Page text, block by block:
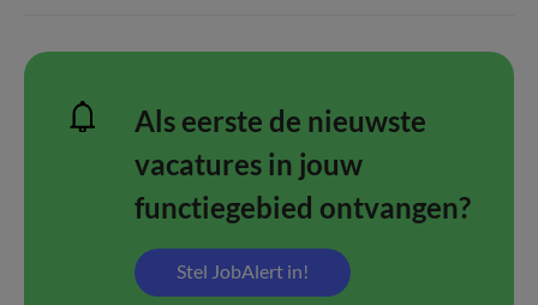
Als eerste de nieuwste
vacatures in jouw
functiegebied ontvangen?
Stel JobAlert in!